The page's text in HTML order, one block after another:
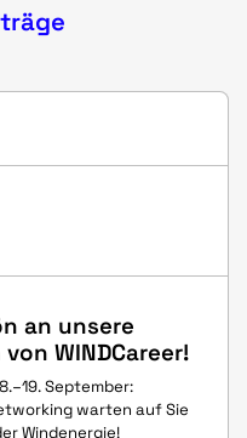
an unsere
WINDCareer!
September:
warten auf Sie
Windenergie!